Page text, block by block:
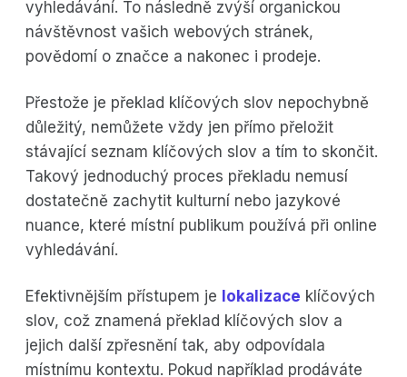
vyhledávání. To následně zvýší organickou
návštěvnost vašich webových stránek,
povědomí o značce a nakonec i prodeje.
Přestože je překlad klíčových slov nepochybně
důležitý, nemůžete vždy jen přímo přeložit
stávající seznam klíčových slov a tím to skončit.
Takový jednoduchý proces překladu nemusí
dostatečně zachytit kulturní nebo jazykové
nuance, které místní publikum používá při online
vyhledávání.
Efektivnějším přístupem je lokalizace klíčových
slov, což znamená překlad klíčových slov a
jejich další zpřesnění tak, aby odpovídala
místnímu kontextu. Pokud například prodáváte